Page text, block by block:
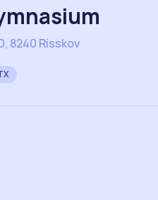
8240 Risskov